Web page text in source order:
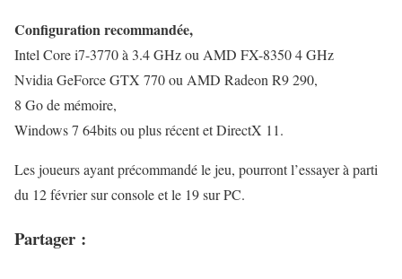
Configuration recommandée,
Intel Core i7-3770 à 3.4 GHz ou AMD FX-8350 4 GHz
Nvidia GeForce GTX 770 ou AMD Radeon R9 290,
8 Go de mémoire,
Windows 7 64bits ou plus récent et DirectX 11.
Les joueurs ayant précommandé le jeu, pourront l’essayer à parti
du 12 février sur console et le 19 sur PC.
Partager :